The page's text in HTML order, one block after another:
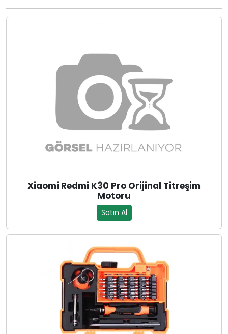
Xiaomi Redmi K30 Pro Orijinal Titreşim
Motoru
Satın Al